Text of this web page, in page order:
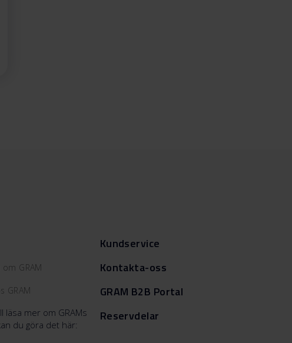
GRAM
GRAM
läsa mer om GRAMs
du göra det här:
Kundservice
Kontakta-oss
GRAM B2B Portal
Reservdelar